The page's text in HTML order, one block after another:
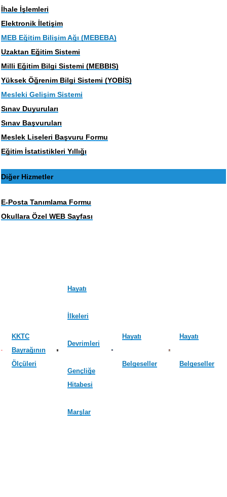
İhale İşlemleri
Elektronik İletişim
MEB Eğitim Bilişim Ağı (MEBEBA)
Uzaktan Eğitim Sistemi
Milli Eğitim Bilgi Sistemi (MEBBIS)
Yüksek Öğrenim Bilgi Sistemi (YOBİS)
Mesleki Gelişim Sistemi
Sınav Duyuruları
Sınav Başvuruları
Meslek Liseleri Başvuru Formu
Eğitim İstatistikleri Yıllığı
Diğer Hizmetler
E-Posta Tanımlama Formu
Okullara Özel WEB Sayfası
KKTC
Bayrağının
Ölçüleri
Hayatı
İlkeleri
Devrimleri
Gençliğe
Hitabesi
Marşlar
Hayatı
Belgeseller
Hayatı
Belgeseller